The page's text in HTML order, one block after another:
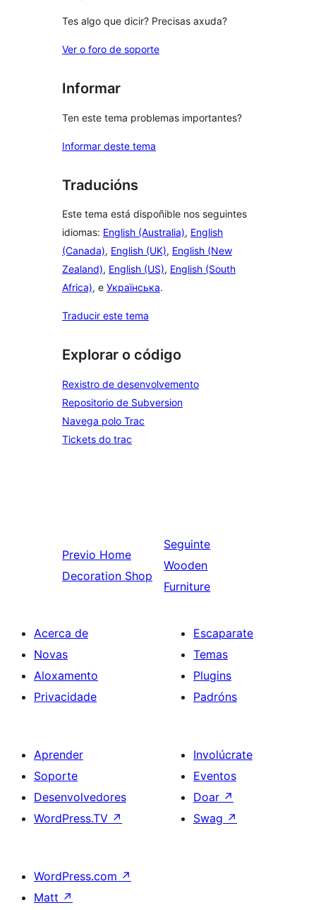
Tes algo que dicir? Precisas axuda?
Ver o foro de soporte
Informar
Ten este tema problemas importantes?
Informar deste tema
Traducións
Este tema está dispoñible nos seguintes
idiomas: English (Australia), English
(Canada), English (UK), English (New
Zealand), English (US), English (South
Africa), e Українська.
Traducir este tema
Explorar o código
Rexistro de desenvolvemento
Repositorio de Subversion
Navega polo Trac
Tickets do trac
Previo Home
Decoration Shop
Seguinte
Wooden
Furniture
Acerca de
Novas
Aloxamento
Privacidade
Escaparate
Temas
Plugins
Padróns
Aprender
Soporte
Desenvolvedores
WordPress.TV ↗
Involúcrate
Eventos
Doar ↗
Swag ↗
WordPress.com ↗
Matt ↗